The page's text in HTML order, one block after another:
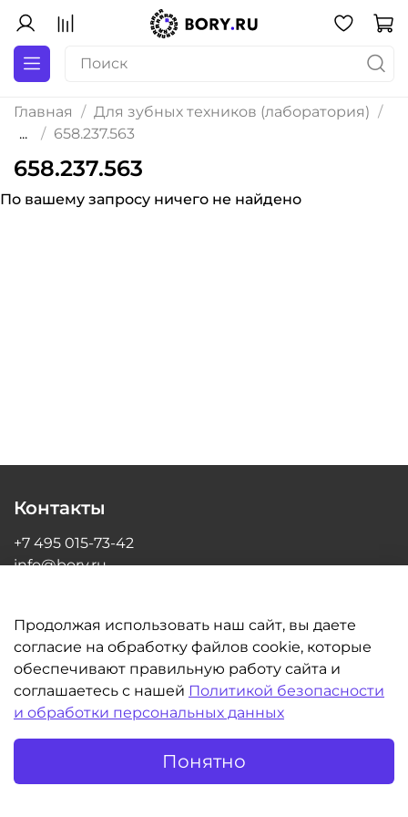
Главная
Для зубных техников (лаборатория)
...
658.237.563
658.237.563
По вашему запросу ничего не найдено
Информация
Клиентам
Контакты
+7 495 015-73-42
info@bory.ru
Продолжая использовать наш сайт, вы даете
согласие на обработку файлов cookie, которые
обеспечивают правильную работу сайта и
соглашаетесь с нашей Политикой безопасности
и обработки персональных данных
Понятно